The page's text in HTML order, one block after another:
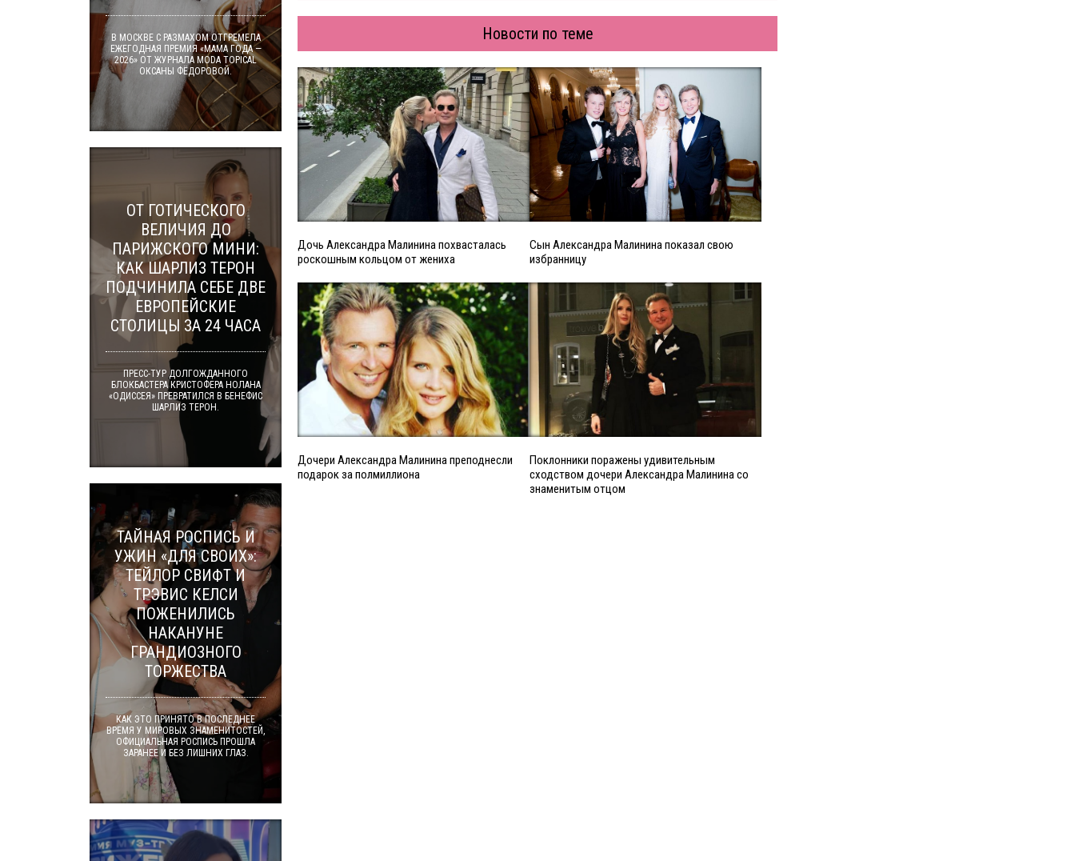
Новости по теме
Дочь Александра Малинина похвасталась
роскошным кольцом от жениха
Сын Александра Малинина показал свою
избранницу
Дочери Александра Малинина преподнесли
подарок за полмиллиона
Поклонники поражены удивительным
сходством дочери Александра Малинина со
знаменитым отцом
В МОСКВЕ С РАЗМАХОМ ОТГРЕМЕЛА
ЕЖЕГОДНАЯ ПРЕМИЯ «МАМА ГОДА —
2026» ОТ ЖУРНАЛА MODA TOPICAL
ОКСАНЫ ФЁДОРОВОЙ.
ОТ ГОТИЧЕСКОГО
ВЕЛИЧИЯ ДО
ПАРИЖСКОГО МИНИ:
КАК ШАРЛИЗ ТЕРОН
ПОДЧИНИЛА СЕБЕ ДВЕ
ЕВРОПЕЙСКИЕ
СТОЛИЦЫ ЗА 24 ЧАСА
ПРЕСС-ТУР ДОЛГОЖДАННОГО
БЛОКБАСТЕРА КРИСТОФЕРА НОЛАНА
«ОДИССЕЯ» ПРЕВРАТИЛСЯ В БЕНЕФИС
ШАРЛИЗ ТЕРОН.
ТАЙНАЯ РОСПИСЬ И
УЖИН «ДЛЯ СВОИХ»:
ТЕЙЛОР СВИФТ И
ТРЭВИС КЕЛСИ
ПОЖЕНИЛИСЬ
НАКАНУНЕ
ГРАНДИОЗНОГО
ТОРЖЕСТВА
КАК ЭТО ПРИНЯТО В ПОСЛЕДНЕЕ
ВРЕМЯ У МИРОВЫХ ЗНАМЕНИТОСТЕЙ,
ОФИЦИАЛЬНАЯ РОСПИСЬ ПРОШЛА
ЗАРАНЕЕ И БЕЗ ЛИШНИХ ГЛАЗ.